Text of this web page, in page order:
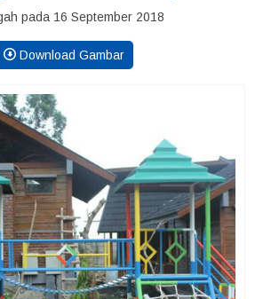
pada 16 September 2018
Download Gambar